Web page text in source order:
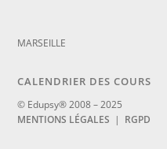
MARSEILLE
CALENDRIER DES COURS
© Edupsy® 2008 – 2025
MENTIONS LÉGALES | RGPD